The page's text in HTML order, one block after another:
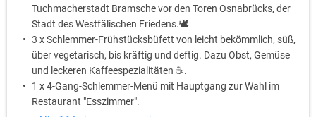
Tuchmacherstadt Bramsche vor den Toren Osnabrücks, der
Stadt des Westfälischen Friedens.🕊️
3 x Schlemmer-Frühstücksbüfett von leicht bekömmlich, süß,
über vegetarisch, bis kräftig und deftig. Dazu Obst, Gemüse
und leckeren Kaffeespezialitäten ☕️.
1 x 4-Gang-Schlemmer-Menü mit Hauptgang zur Wahl im
Restaurant "Esszimmer".